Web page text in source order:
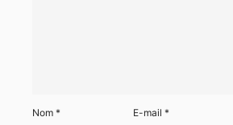
Nom * E-mail*